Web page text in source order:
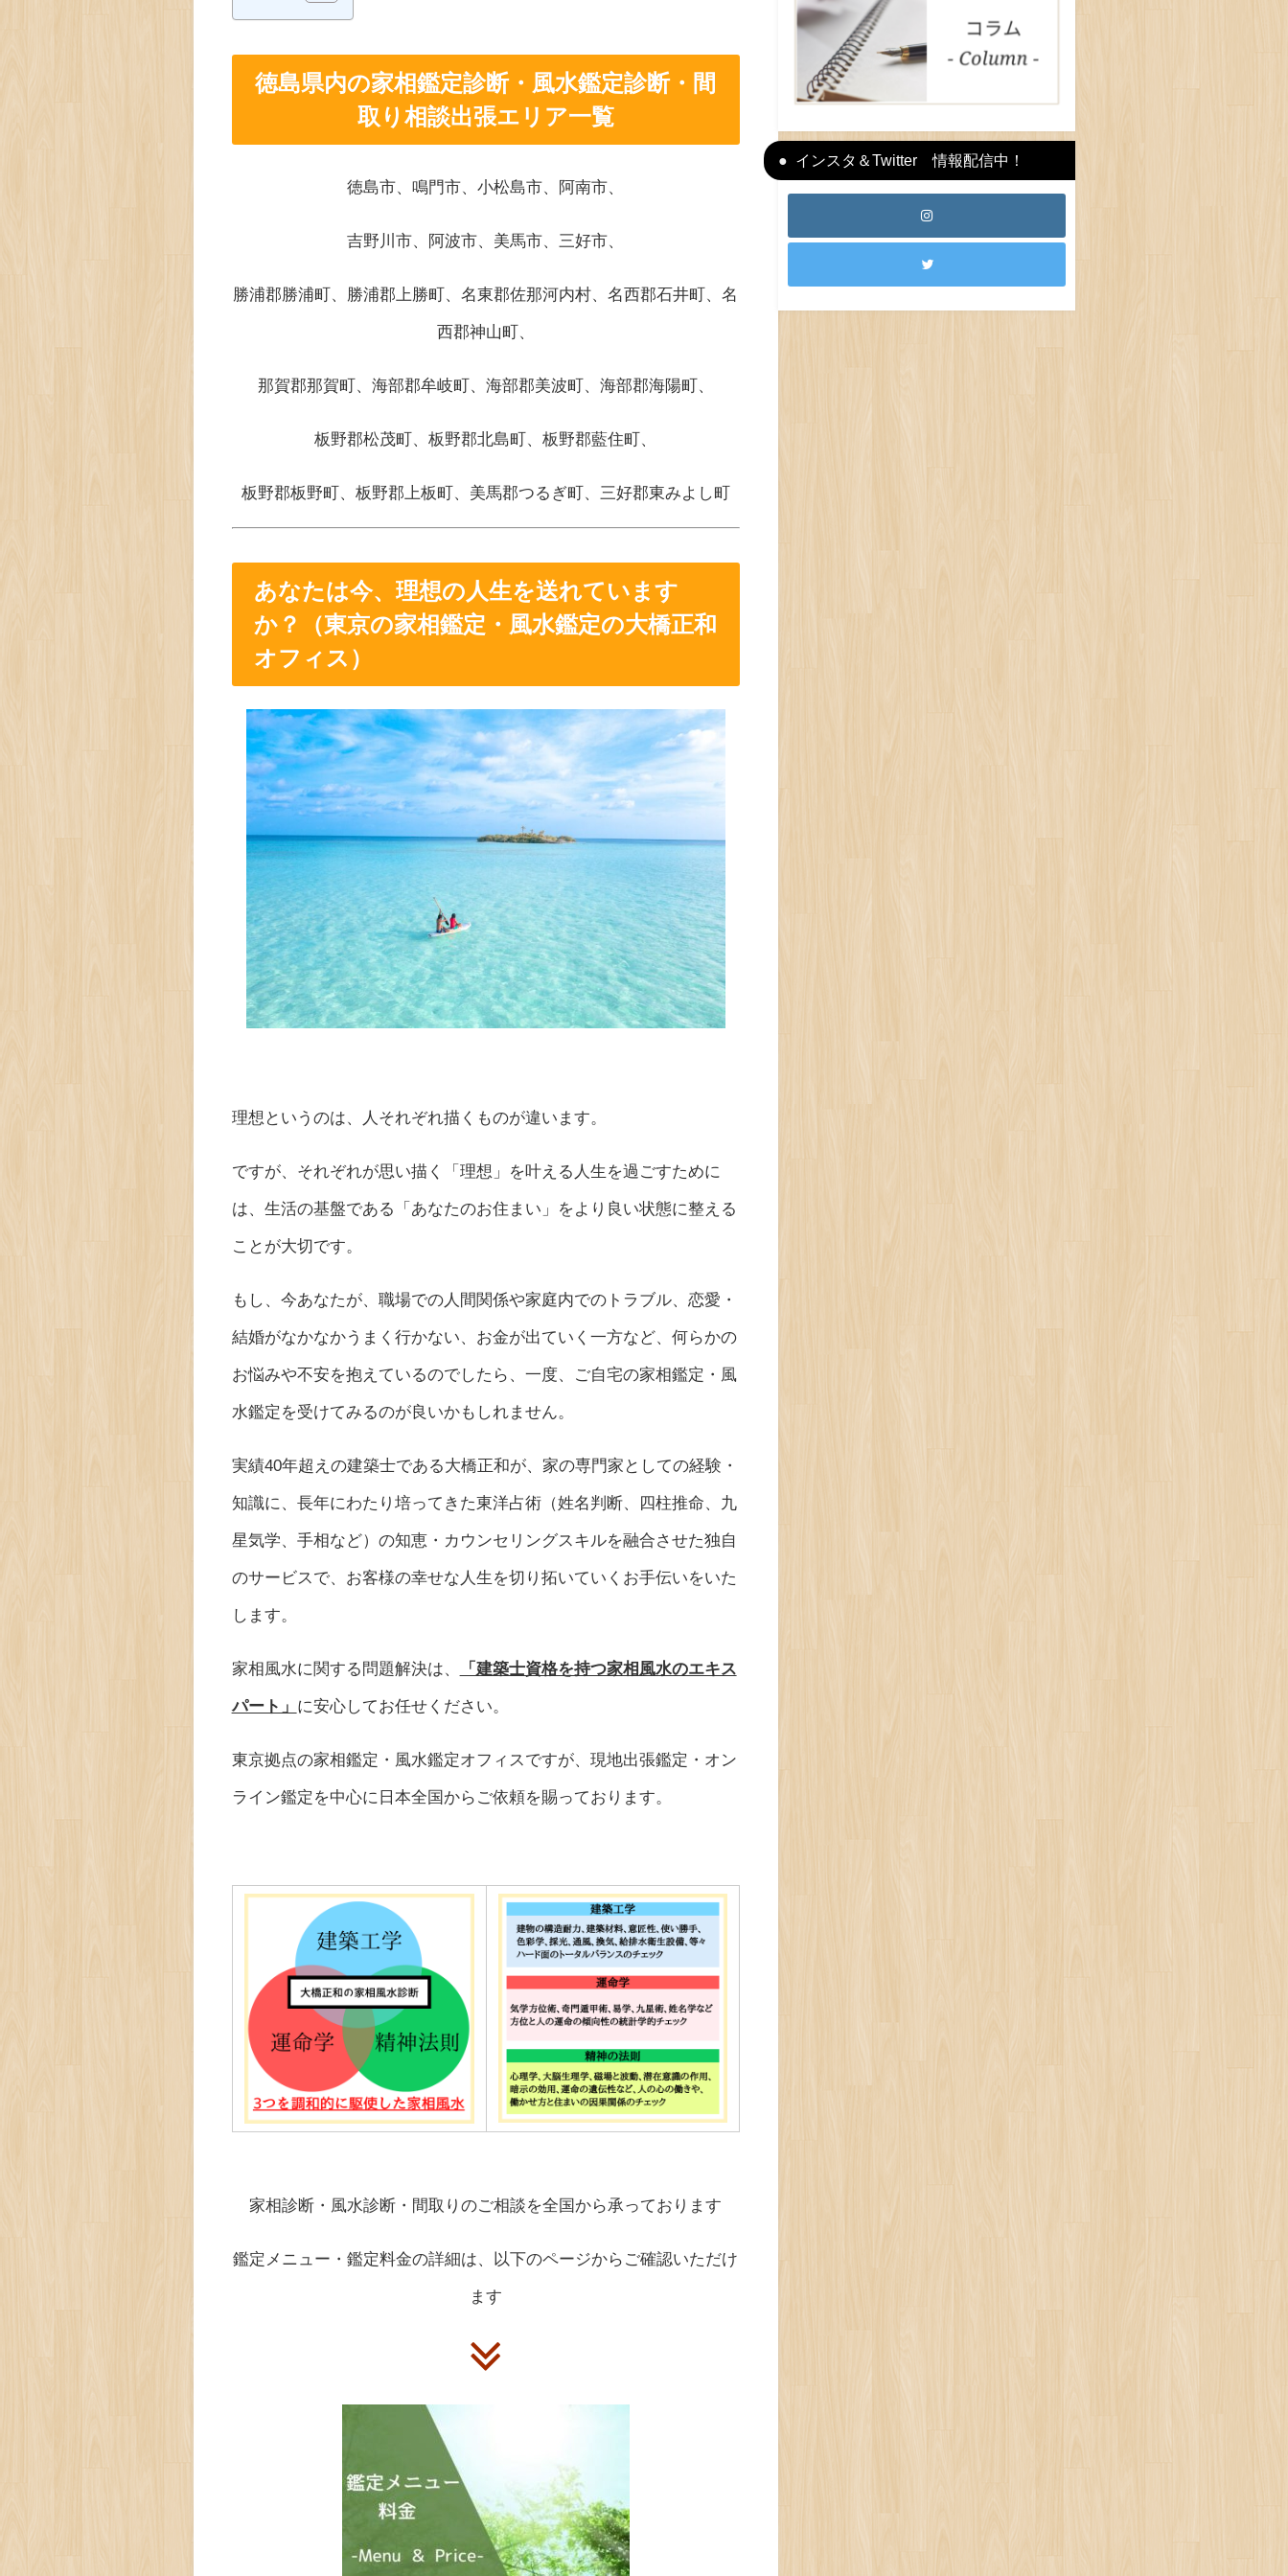
徳島県内の家相鑑定診断・風水鑑定診断・間
取り相談出張エリア一覧
徳島市、鳴門市、小松島市、阿南市、
吉野川市、阿波市、美馬市、三好市、
勝浦郡勝浦町、勝浦郡上勝町、名東郡佐那河内村、名西郡石井町、名
西郡神山町、
那賀郡那賀町、海部郡牟岐町、海部郡美波町、海部郡海陽町、
板野郡松茂町、板野郡北島町、板野郡藍住町、
板野郡板野町、板野郡上板町、美馬郡つるぎ町、三好郡東みよし町
あなたは今、理想の人生を送れています
か？（東京の家相鑑定・風水鑑定の大橋正和
オフィス）
理想というのは、人それぞれ描くものが違います。
ですが、それぞれが思い描く「理想」を叶える人生を過ごすために
は、生活の基盤である「あなたのお住まい」をより良い状態に整える
ことが大切です。
もし、今あなたが、職場での人間関係や家庭内でのトラブル、恋愛・
結婚がなかなかうまく行かない、お金が出ていく一方など、何らかの
お悩みや不安を抱えているのでしたら、一度、ご自宅の家相鑑定・風
水鑑定を受けてみるのが良いかもしれません。
実績40年超えの建築士である大橋正和が、家の専門家としての経験・
知識に、長年にわたり培ってきた東洋占術（姓名判断、四柱推命、九
星気学、手相など）の知恵・カウンセリングスキルを融合させた独自
のサービスで、お客様の幸せな人生を切り拓いていくお手伝いをいた
します。
家相風水に関する問題解決は、 「建築士資格を持つ家相風水のエキス
パート」 に安心してお任せください。
東京拠点の家相鑑定・風水鑑定オフィスですが、現地出張鑑定・オン
ライン鑑定を中心に日本全国からご依頼を賜っております。
家相診断・風水診断・間取りのご相談を全国から承っております
鑑定メニュー・鑑定料金の詳細は、以下のページからご確認いただけ
ます
インスタ＆Twitter 情報配信中！